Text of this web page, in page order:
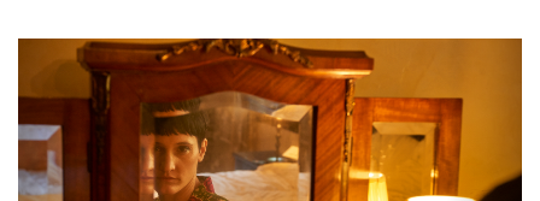
Previous